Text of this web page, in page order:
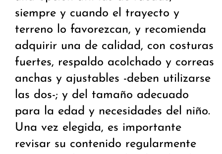
siempre y cuando el trayecto y
terreno lo favorezcan, y recomienda
adquirir una de calidad, con costuras
fuertes, respaldo acolchado y correas
anchas y ajustables -deben utilizarse
las dos-; y del tamaño adecuado
para la edad y necesidades del niño.
Una vez elegida, es importante
revisar su contenido regularmente